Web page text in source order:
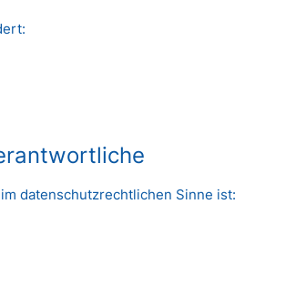
datenschutzrechtlichen Sinne ist: